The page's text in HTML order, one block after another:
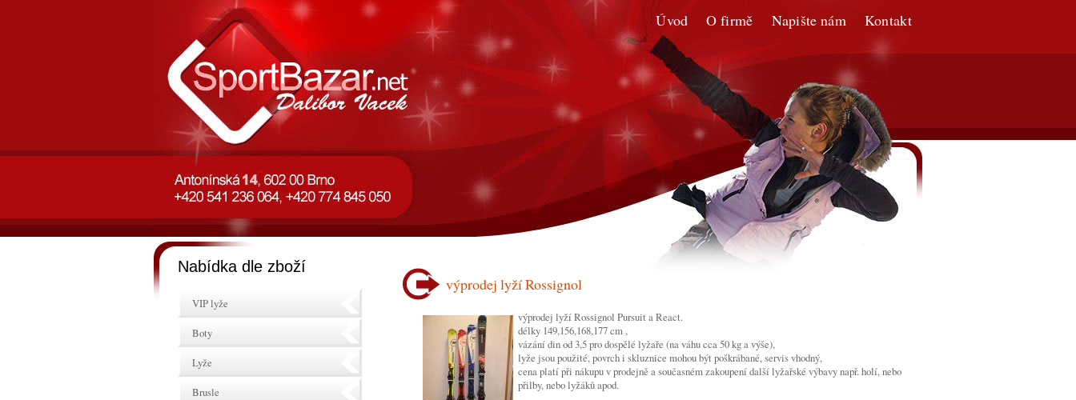
Úvod O firmě Napište nám Kontakt
výprodej lyží Rossignol
výprodej lyží Rossignol Pursuit a React.
délky 149,156,168,177 cm ,
vázání din od 3,5 pro dospělé lyžaře (na váhu cca 50 kg a výše),
lyže jsou použité, povrch i skluznice mohou být poškrábané, servis vhodný,
cena platí při nákupu v prodejně a současném zakoupení další lyžařské výbavy např. holí, nebo
přilby, nebo lyžáků apod.
Nabídka dle zboží
VIP lyže
Boty
Lyže
Brusle